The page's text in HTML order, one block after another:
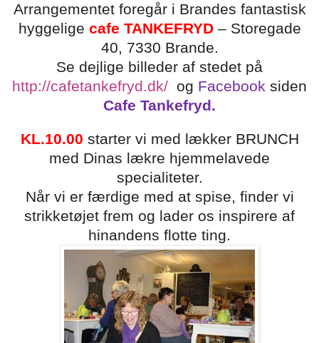
Arrangementet foregår i Brandes fantastisk
hyggelige cafe TANKEFRYD – Storegade
40, 7330 Brande.
Se dejlige billeder af stedet på
http://cafetankefryd.dk/ og Facebook siden
Cafe Tankefryd.
KL.10.00 starter vi med lækker BRUNCH
med Dinas lækre hjemmelavede
specialiteter.
Når vi er færdige med at spise, finder vi
strikketøjet frem og lader os inspirere af
hinandens flotte ting.